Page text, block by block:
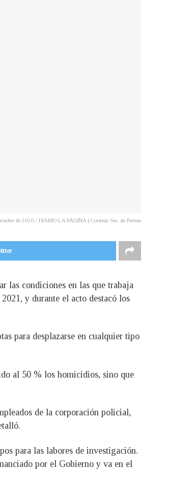
de 2020./ DIARIO LA PÁGINA | Cortesía Sec. de Prensa
las condiciones en las que trabaja
y durante el acto destacó los
para desplazarse en cualquier tipo
al 50 % los homicidios, sino que
de la corporación policial,
para las labores de investigación.
por el Gobierno y va en el